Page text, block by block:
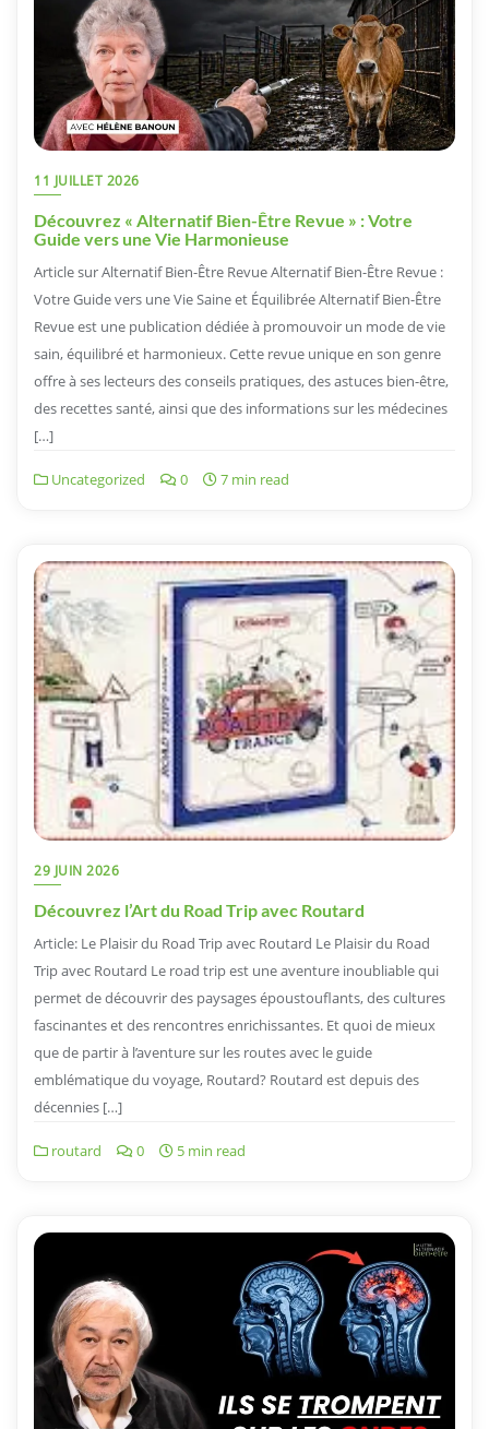
11 JUILLET 2026
Découvrez « Alternatif Bien-Être Revue » : Votre
Guide vers une Vie Harmonieuse
Article sur Alternatif Bien-Être Revue Alternatif Bien-Être Revue :
Votre Guide vers une Vie Saine et Équilibrée Alternatif Bien-Être
Revue est une publication dédiée à promouvoir un mode de vie
sain, équilibré et harmonieux. Cette revue unique en son genre
offre à ses lecteurs des conseils pratiques, des astuces bien-être,
des recettes santé, ainsi que des informations sur les médecines
[…]
Uncategorized 0 7 min read
29 JUIN 2026
Découvrez l’Art du Road Trip avec Routard
Article: Le Plaisir du Road Trip avec Routard Le Plaisir du Road
Trip avec Routard Le road trip est une aventure inoubliable qui
permet de découvrir des paysages époustouflants, des cultures
fascinantes et des rencontres enrichissantes. Et quoi de mieux
que de partir à l’aventure sur les routes avec le guide
emblématique du voyage, Routard? Routard est depuis des
décennies […]
routard 0 5 min read